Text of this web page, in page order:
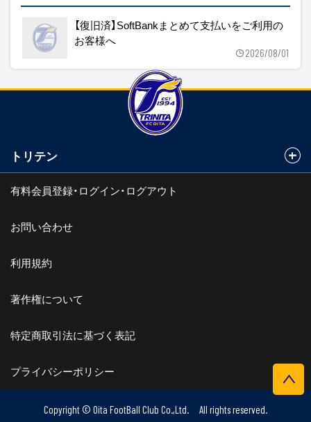
【復旧済】SoftBankまとめて支払いをご利用の
お客様へ
2026/08/01
トリテン
有料会員登録・ログイン・ログアウト
お問い合わせ
利用規約
著作権について
特定商取引法に基づく表記
プライバシーポリシー
Copyright © Oita FootBall Club Co.,Ltd. All rights reserved.